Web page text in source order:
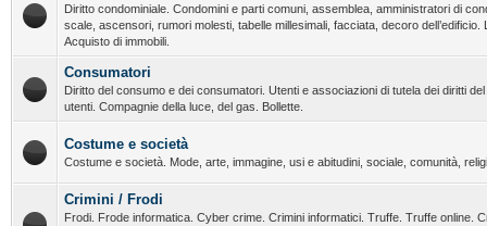
Diritto condominiale. Condomini e parti comuni, assemblea, amministratori di
scale, ascensori, rumori molesti, tabelle millesimali, facciata, decoro
Acquisto di immobili.
Consumatori
Diritto del consumo e dei consumatori. Utenti e associazioni di tutela dei diritti
utenti. Compagnie della luce, del gas. Bollette.
Costume e società
Costume e società. Mode, arte, immagine, usi e abitudini, sociale, comunità,
Crimini / Frodi
Frodi. Frode informatica. Cyber crime. Crimini informatici. Truffe. Truffe online.